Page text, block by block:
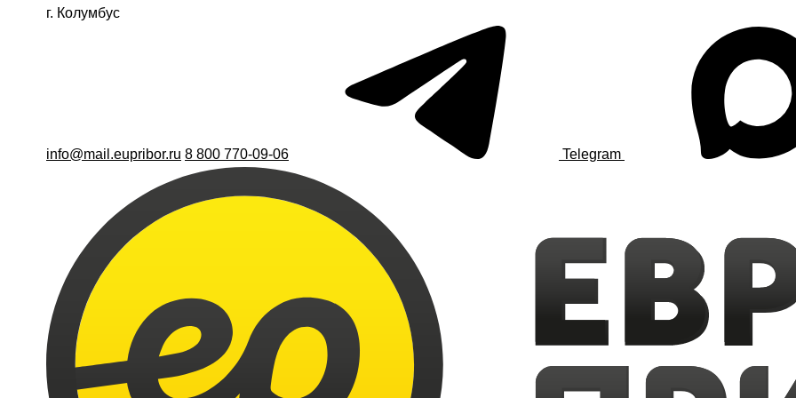
г. Колумбус
info@mail.eupribor.ru 8 800 770-09-06 Telegram